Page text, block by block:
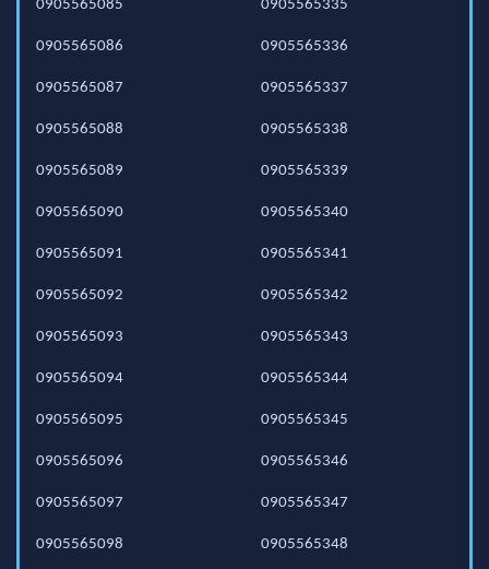
0905565085
0905565086
0905565087
0905565088
0905565089
0905565090
0905565091
0905565092
0905565093
0905565094
0905565095
0905565096
0905565097
0905565098
0905565335
0905565336
0905565337
0905565338
0905565339
0905565340
0905565341
0905565342
0905565343
0905565344
0905565345
0905565346
0905565347
0905565348